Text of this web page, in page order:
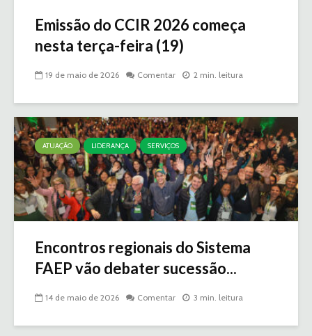
Emissão do CCIR 2026 começa
nesta terça-feira (19)
19 de maio de 2026 Comentar 2 min. leitura
ATUAÇÃO LIDERANÇA SERVIÇOS
Encontros regionais do Sistema
FAEP vão debater sucessão...
14 de maio de 2026 Comentar 3 min. leitura